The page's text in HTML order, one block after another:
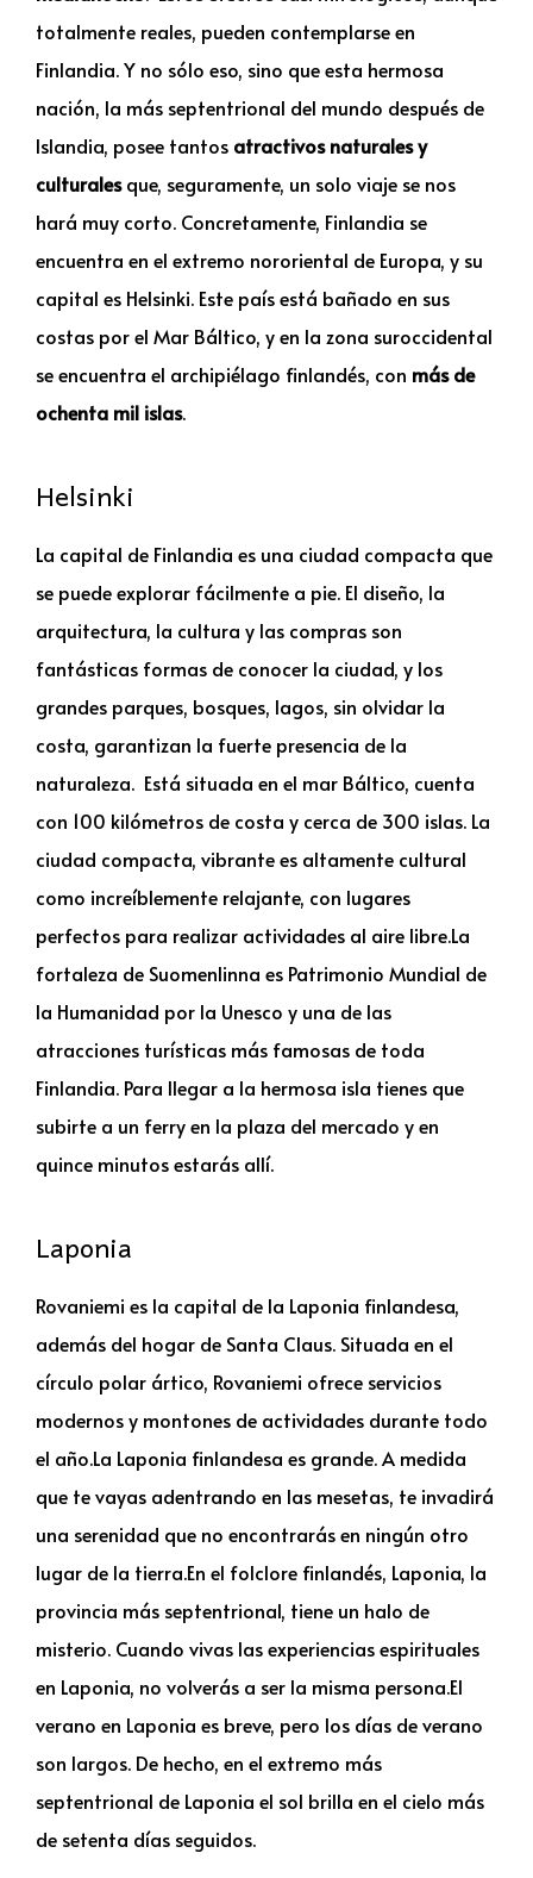
totalmente reales, pueden contemplarse en
Finlandia. Y no sólo eso, sino que esta hermosa
nación, la más septentrional del mundo después de
Islandia, posee tantos atractivos naturales y
culturalesque, seguramente, un solo viaje se nos
hará muy corto. Concretamente, Finlandia se
encuentra en el extremo nororiental de Europa, y su
capital es Helsinki. Este país está bañado en sus
costas por el Mar Báltico, y en la zona suroccidental
se encuentra el archipiélago finlandés, con más de
ochenta mil islas.
Helsinki
La capital de Finlandia es una ciudad compacta que
se puede explorar fácilmente a pie. El diseño, la
arquitectura, la cultura y las compras son
fantásticas formas de conocer la ciudad, y los
grandes parques, bosques, lagos, sin olvidar la
costa, garantizan la fuerte presencia de la
naturaleza. Está situada en el mar Báltico, cuenta
con 100 kilómetros de costa y cerca de 300 islas. La
ciudad compacta, vibrante es altamente cultural
como increíblemente relajante, con lugares
perfectos para realizar actividades al aire libre.La
fortaleza de Suomenlinna es Patrimonio Mundial de
la Humanidad por la Unesco y una de las
atracciones turísticas más famosas de toda
Finlandia. Para llegar a la hermosa isla tienes que
subirte a un ferry en la plaza del mercado y en
quince minutos estarás allí.
Laponia
Rovaniemi es la capital de la Laponia finlandesa,
además del hogar de Santa Claus. Situada en el
círculo polar ártico, Rovaniemi ofrece servicios
modernos y montones de actividades durante todo
el año.La Laponia finlandesa es grande. A medida
que te vayas adentrando en las mesetas, te invadirá
una serenidad que no encontrarás en ningún otro
lugar de la tierra.En el folclore finlandés, Laponia, la
provincia más septentrional, tiene un halo de
misterio. Cuando vivas las experiencias espirituales
en Laponia, no volverás a ser la misma persona.El
verano en Laponia es breve, pero los días de verano
son largos. De hecho, en el extremo más
septentrional de Laponia el sol brilla en el cielo más
de setenta días seguidos.